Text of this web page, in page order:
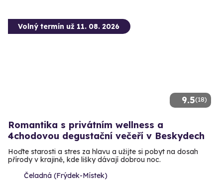
9.5(18)
Volný termín už 11. 08. 2026
Romantika s privátním wellness a
4chodovou degustační večeří v Beskydech
Hoďte starosti a stres za hlavu a užijte si pobyt na dosah
přírody v krajině, kde lišky dávají dobrou noc.
Čeladná (Frýdek-Místek)